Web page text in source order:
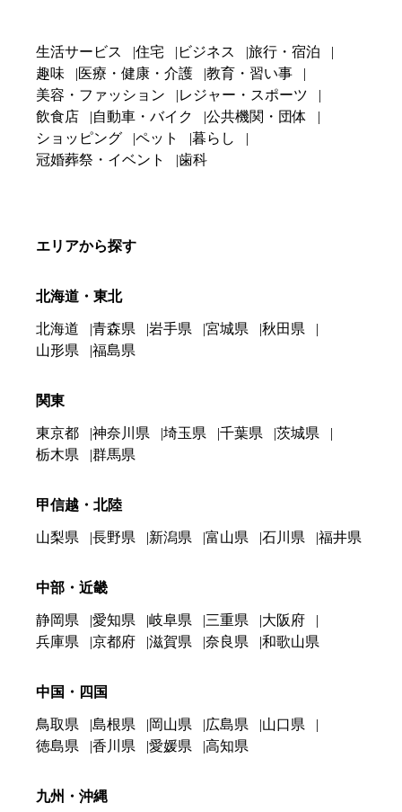
生活サービス 住宅 ビジネス
旅行・宿泊
趣味
医療・健康・介護
教育・習い事
美容・ファッション
レジャー・スポーツ
飲食店
自動車・バイク
公共機関・団体
ショッピング
ペット
暮らし
冠婚葬祭・イベント
歯科
エリアから探す
北海道・東北
北海道 青森県 岩手県 宮城県
秋田県
山形県
福島県
関東
東京都 神奈川県 埼玉県 千葉県
茨城県
栃木県
群馬県
甲信越・北陸
山梨県 長野県 新潟県 富山県 石川県 福井県
中部・近畿
静岡県 愛知県 岐阜県 三重県
大阪府
兵庫県
京都府 滋賀県 奈良県 和歌山県
中国・四国
鳥取県 島根県 岡山県 広島県
山口県
徳島県
香川県 愛媛県 高知県
九州・沖縄